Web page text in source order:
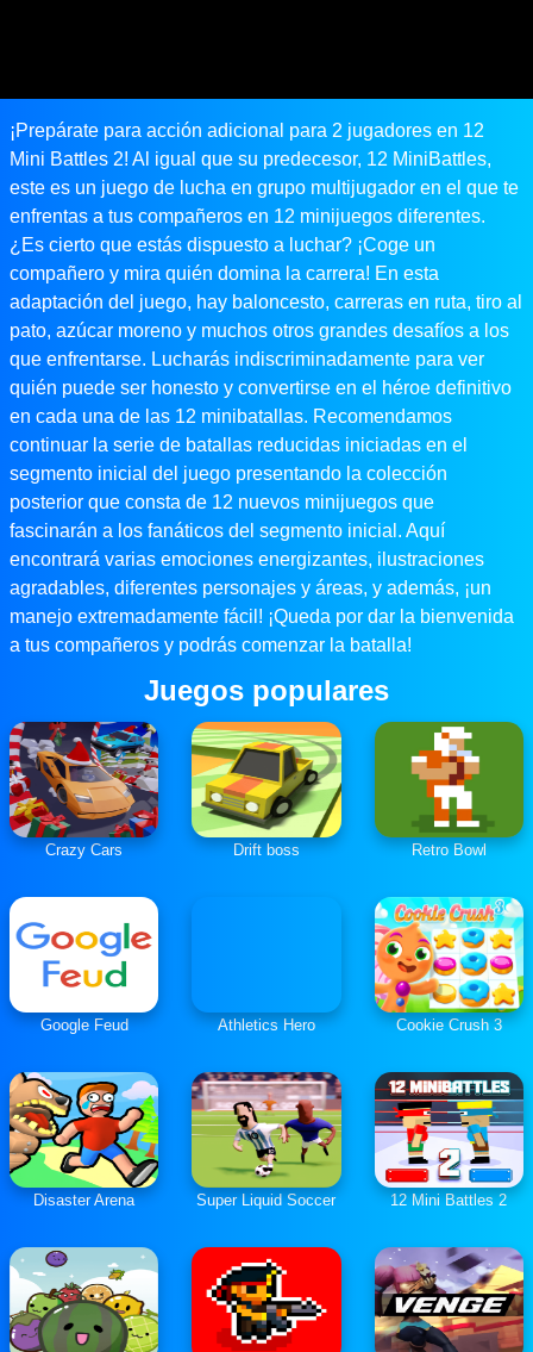
¡Prepárate para acción adicional para 2 jugadores en 12
Mini Battles 2! Al igual que su predecesor, 12 MiniBattles,
este es un juego de lucha en grupo multijugador en el que te
enfrentas a tus compañeros en 12 minijuegos diferentes.
¿Es cierto que estás dispuesto a luchar? ¡Coge un
compañero y mira quién domina la carrera! En esta
adaptación del juego, hay baloncesto, carreras en ruta, tiro al
pato, azúcar moreno y muchos otros grandes desafíos a los
que enfrentarse. Lucharás indiscriminadamente para ver
quién puede ser honesto y convertirse en el héroe definitivo
en cada una de las 12 minibatallas. Recomendamos
continuar la serie de batallas reducidas iniciadas en el
segmento inicial del juego presentando la colección
posterior que consta de 12 nuevos minijuegos que
fascinarán a los fanáticos del segmento inicial. Aquí
encontrará varias emociones energizantes, ilustraciones
agradables, diferentes personajes y áreas, y además, ¡un
manejo extremadamente fácil! ¡Queda por dar la bienvenida
a tus compañeros y podrás comenzar la batalla!
Juegos populares
Crazy Cars Drift boss Retro Bowl
Google Feud Athletics Hero Cookie Crush 3
Disaster Arena Super Liquid Soccer 12 Mini Battles 2